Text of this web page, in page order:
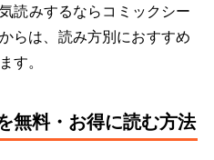
読みするならコミックシー
らは、読み方別におすすめ
す。
無料・お得に読む方法